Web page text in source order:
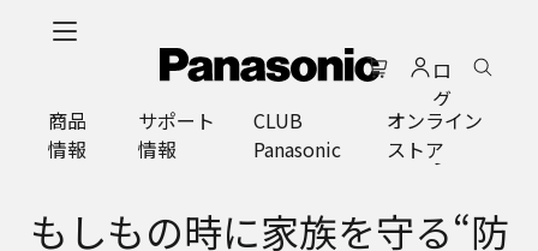
ロ
グ
イ
ン
商品
情報
サポート
情報
CLUB
Panasonic
オンライン
ストア
もしもの時に家族を守る“防